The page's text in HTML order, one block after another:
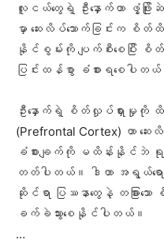
လူငယ်တွေရဲ့ ဦးနှောက်ဟာ ဖွံ့ဖ
မှာ ဆေးလိပ်သောက်ခြင်းက စိ
နိုင်စွမ်းကို ပျက်စီးစေပြီး စိတ်
ပြင်းထန်စွာ ခံစားရစေပါတယ်
ဦးနှောက်ရဲ့ စိတ်လှုပ်ရှားမှုကို
(Prefrontal Cortex) ဟာ ဆေးလိ
ခံစားချက်ကို မထိန်းနိုင်ဘဲ ရုန့်
တတ်ပါတယ်။ ဒါဟာ အရွယ်ရေ
ဆိုင်ရာ ပြဿနာတွေနဲ့ တခြားသေ
ခက်ခဲသွားစေနိုင်ပါတယ်။
‎…